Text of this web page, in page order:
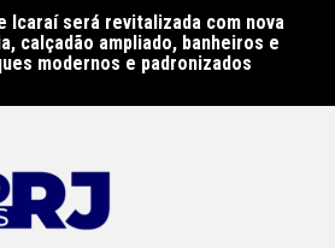
Icaraí será revitalizada com nova
calçadão ampliado, banheiros e
modernos e padronizados
terá primeira escola pública bilíngue
e espanhol – Prefeitura
de Niterói